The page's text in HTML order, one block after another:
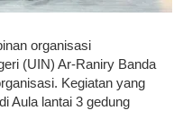
organisasi
(UIN) Ar-Raniry Banda
Kegiatan yang
Aula lantai 3 gedung